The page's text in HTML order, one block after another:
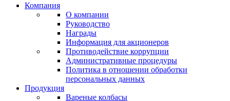
Компания
О компании
Руководство
Награды
Информация для акционеров
Противодействие коррупции
Административные процедуры
Политика в отношении обработки
персональных данных
Продукция
Вареные колбасы